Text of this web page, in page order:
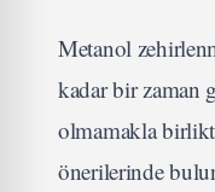
Metanol
kadar bir zaman
olmamakla
önerilerinde